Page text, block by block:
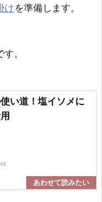
けを準備します。
。
い道！塩イソメに